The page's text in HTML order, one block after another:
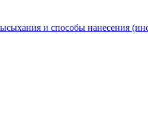
и способы нанесения